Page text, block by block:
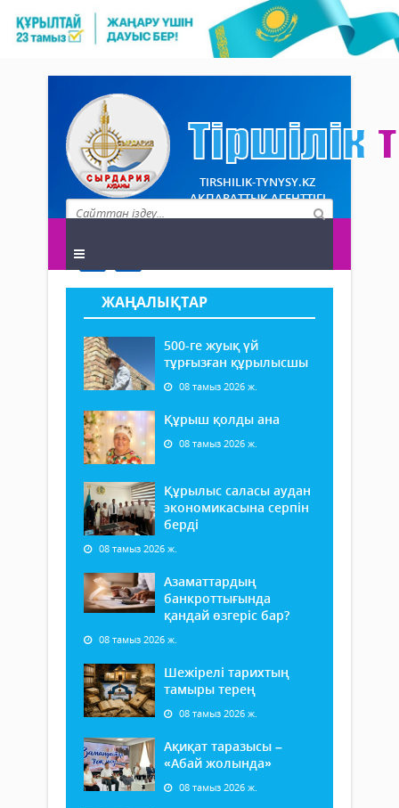
TIRSHILIK-TYNYSY.KZ
АҚПАРАТТЫҚ АГЕНТТІГІ
ЖАҢАЛЫҚТАР
500-ге жуық үй
тұрғызған құрылысшы
08 тамыз 2026 ж.
Құрыш қолды ана
08 тамыз 2026 ж.
Құрылыс саласы аудан
экономикасына серпін
берді
08 тамыз 2026 ж.
Азаматтардың
банкроттығында
қандай өзгеріс бар?
08 тамыз 2026 ж.
Шежірелі тарихтың
тамыры терең
08 тамыз 2026 ж.
Ақиқат таразысы –
«Абай жолында»
08 тамыз 2026 ж.